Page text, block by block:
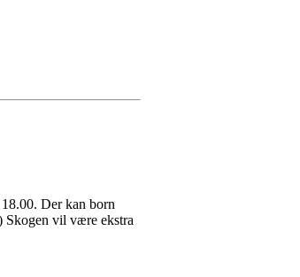
Der kan born
Skogen vil være ekstra